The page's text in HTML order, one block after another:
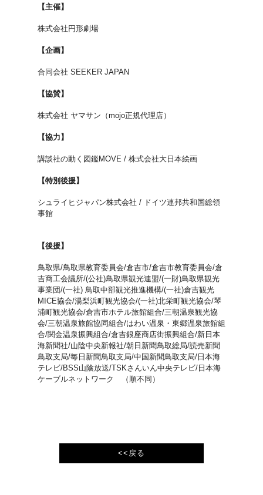
【主催】
株式会社円形劇場
【企画】
合同会社 SEEKER JAPAN
【協賛】
株式会社 ヤマサン（mojo正規代理店）
【協力】
講談社の動く図鑑MOVE / 株式会社大日本絵画
【特別後援】
シュライヒジャパン株式会社 / ドイツ連邦共和国総領
事館
【後援】
鳥取県/鳥取県教育委員会/倉吉市/倉吉市教育委員会/倉
吉商工会議所/(公社)鳥取県観光連盟/(一財)鳥取県観光
事業団/(一社) 鳥取中部観光推進機構/(一社)倉吉観光
MICE協会/湯梨浜町観光協会/(一社)北栄町観光協会/琴
浦町観光協会/倉吉市ホテル旅館組合/三朝温泉観光協
会/三朝温泉旅館協同組合/はわい温泉・東郷温泉旅館組
合/関金温泉振興組合/倉吉銀座商店街振興組合/新日本
海新聞社/山陰中央新報社/朝日新聞鳥取総局/読売新聞
鳥取支局/毎日新聞鳥取支局/中国新聞鳥取支局/日本海
テレビ/BSS山陰放送/TSKさんいん中央テレビ/日本海
ケーブルネットワーク （順不同）
<<戻る